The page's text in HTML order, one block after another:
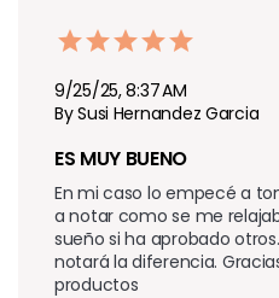
9/25/25, 8:37 AM
By Susi Hernandez Garcia
ES MUY BUENO
En mi caso lo empecé a
a notar como se me
sueño si ha aprobado
notará la diferencia.
productos